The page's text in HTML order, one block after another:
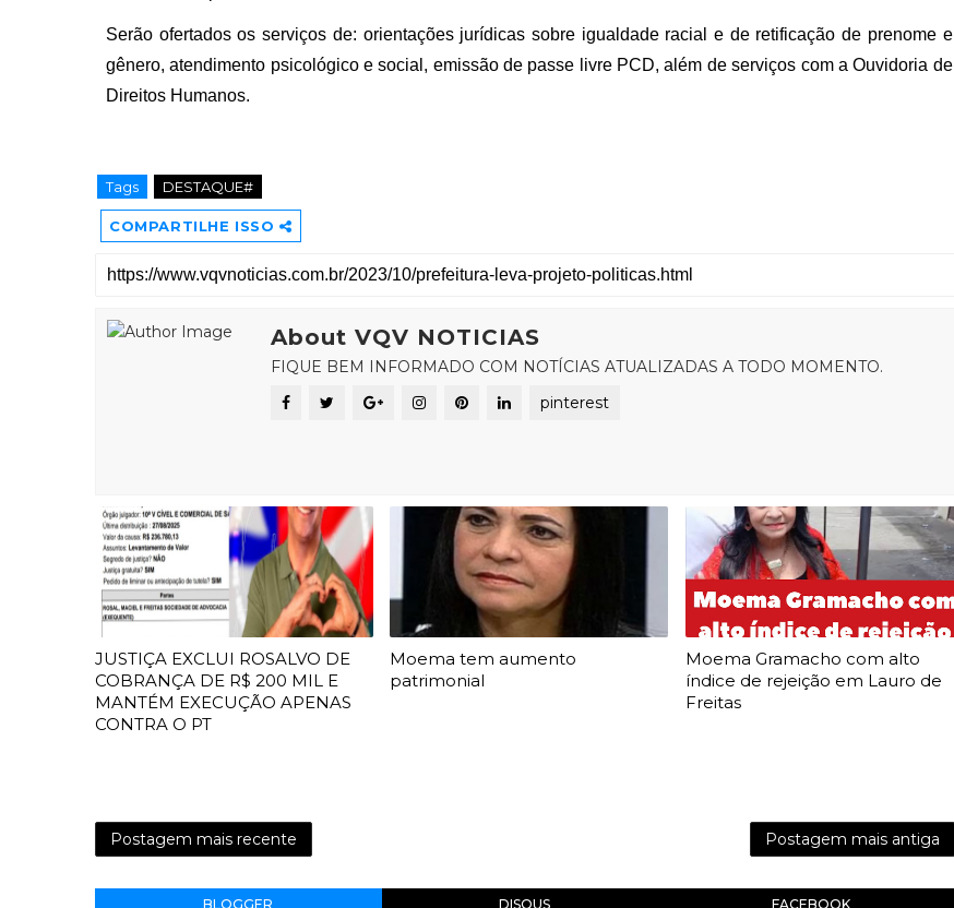
Serão ofertados os serviços de: orientações jurídicas sobre igualdade racial e de retificação de prenome e
gênero, atendimento psicológico e social, emissão de passe livre PCD, além de serviços com a Ouvidoria de
Direitos Humanos.
Tags DESTAQUE#
COMPARTILHE ISSO
About VQV NOTICIAS
FIQUE BEM INFORMADO COM NOTÍCIAS ATUALIZADAS A TODO MOMENTO.
pinterest
JUSTIÇA EXCLUI ROSALVO DE
COBRANÇA DE R$ 200 MIL E
MANTÉM EXECUÇÃO APENAS
CONTRA O PT
Moema tem aumento
patrimonial
Moema Gramacho com alto
índice de rejeição em Lauro de
Freitas
Postagem mais recente Postagem mais antiga
BLOGGER DISQUS FACEBOOK